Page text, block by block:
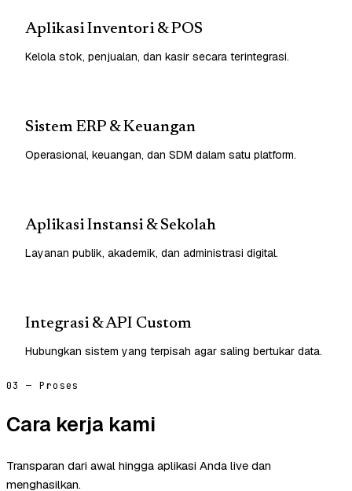
Aplikasi Inventori & POS
Kelola stok, penjualan, dan kasir secara terintegrasi.
Sistem ERP & Keuangan
Operasional, keuangan, dan SDM dalam satu platform.
Aplikasi Instansi & Sekolah
Layanan publik, akademik, dan administrasi digital.
Integrasi & API Custom
Hubungkan sistem yang terpisah agar saling bertukar data.
03 — Proses
Cara kerja kami
Transparan dari awal hingga aplikasi Anda live dan
menghasilkan.